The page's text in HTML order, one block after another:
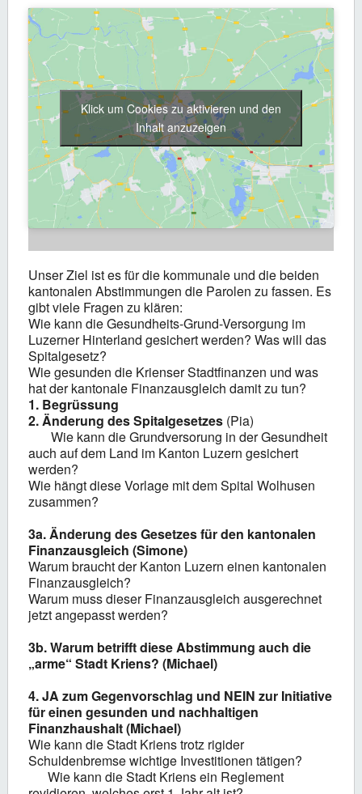
Klick um Cookies zu aktivieren und den
Inhalt anzuzeigen
Unser Ziel ist es für die kommunale und die beiden
kantonalen Abstimmungen die Parolen zu fassen. Es
gibt viele Fragen zu klären:
Wie kann die Gesundheits-Grund-Versorgung im
Luzerner Hinterland gesichert werden? Was will das
Spitalgesetz?
Wie gesunden die Krienser Stadtfinanzen und was
hat der kantonale Finanzausgleich damit zu tun?
1. Begrüssung
2. Änderung des Spitalgesetzes(Pia)
Wie kann die Grundversorung in der Gesundheit
auch auf dem Land im Kanton Luzern gesichert
werden?
Wie hängt diese Vorlage mit dem Spital Wolhusen
zusammen?
3a. Änderung des Gesetzes für den kantonalen
Finanzausgleich (Simone)
Warum braucht der Kanton Luzern einen kantonalen
Finanzausgleich?
Warum muss dieser Finanzausgleich ausgerechnet
jetzt angepasst werden?
3b. Warum betrifft diese Abstimmung auch die
„arme“ Stadt Kriens? (Michael)
4. JA zum Gegenvorschlag und NEIN zur Initiative
für einen gesunden und nachhaltigen
Finanzhaushalt (Michael)
Wie kann die Stadt Kriens trotz rigider
Schuldenbremse wichtige Investitionen tätigen?
Wie kann die Stadt Kriens ein Reglement